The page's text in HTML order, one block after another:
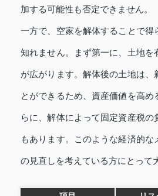
加する可能性も否定できません。
一方で、空家を解体することで得
知れません。まず第一に、土地を
が広がります。解体後の土地は、
とができるため、資産価値を高め
らに、解体によって固定資産税の
もあります。このような経済的な
の見直しを考えている方にとって